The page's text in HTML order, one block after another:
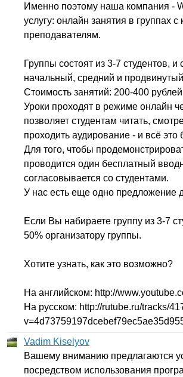
Именно поэтому наша компания -
услугу: онлайн занятия в
преподавателям.
Группы состоят из 3-7 студентов,
начальный, средний и
Стоимость занятий: 200-400
Уроки проходят в режиме онлайн
позволяет студентам читать,
проходить аудирование - и всё
Для того, чтобы
проводится один бесплатный
согласовывается со студентами.
У нас есть еще одно предложение
Если Вы набираете группу из 3-7
50% организатору группы.
Хотите узнать, как это возможно?
На английском: http://www.youtube.
На русском: http://rutube.ru/tracks/
v=4d73759197dcebef79ec5ae35d
Vadim Kiselyov
Вашему вниманию предлагаются
посредством использования